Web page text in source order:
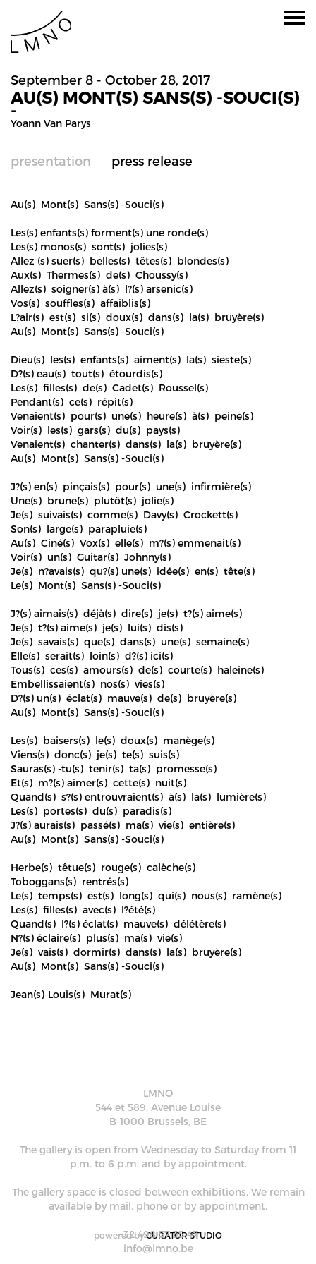
September 8 - October 28, 2017
AU(S) MONT(S) SANS(S) -SOUCI(S)
-
Yoann Van Parys
presentation press release
Au(s) Mont(s) Sans(s) -Souci(s)
Les(s) enfants(s) forment(s) une ronde(s)
Les(s) monos(s) sont(s) jolies(s)
Allez (s) suer(s) belles(s) têtes(s) blondes(s)
Aux(s) Thermes(s) de(s) Choussy(s)
Allez(s) soigner(s) à(s) l?(s) arsenic(s)
Vos(s) souffles(s) affaiblis(s)
L?air(s) est(s) si(s) doux(s) dans(s) la(s) bruyère(s)
Au(s) Mont(s) Sans(s) -Souci(s)
Dieu(s) les(s) enfants(s) aiment(s) la(s) sieste(s)
D?(s) eau(s) tout(s) étourdis(s)
Les(s) filles(s) de(s) Cadet(s) Roussel(s)
Pendant(s) ce(s) répit(s)
Venaient(s) pour(s) une(s) heure(s) à(s) peine(s)
Voir(s) les(s) gars(s) du(s) pays(s)
Venaient(s) chanter(s) dans(s) la(s) bruyère(s)
Au(s) Mont(s) Sans(s) -Souci(s)
J?(s) en(s) pinçais(s) pour(s) une(s) infirmière(s)
Une(s) brune(s) plutôt(s) jolie(s)
Je(s) suivais(s) comme(s) Davy(s) Crockett(s)
Son(s) large(s) parapluie(s)
Au(s) Ciné(s) Vox(s) elle(s) m?(s) emmenait(s)
Voir(s) un(s) Guitar(s) Johnny(s)
Je(s) n?avais(s) qu?(s) une(s) idée(s) en(s) tête(s)
Le(s) Mont(s) Sans(s) -Souci(s)
J?(s) aimais(s) déjà(s) dire(s) je(s) t?(s) aime(s)
Je(s) t?(s) aime(s) je(s) lui(s) dis(s)
Je(s) savais(s) que(s) dans(s) une(s) semaine(s)
Elle(s) serait(s) loin(s) d?(s) ici(s)
Tous(s) ces(s) amours(s) de(s) courte(s) haleine(s)
Embellissaient(s) nos(s) vies(s)
D?(s) un(s) éclat(s) mauve(s) de(s) bruyère(s)
Au(s) Mont(s) Sans(s) -Souci(s)
Les(s) baisers(s) le(s) doux(s) manège(s)
Viens(s) donc(s) je(s) te(s) suis(s)
Sauras(s) -tu(s) tenir(s) ta(s) promesse(s)
Et(s) m?(s) aimer(s) cette(s) nuit(s)
Quand(s) s?(s) entrouvraient(s) à(s) la(s) lumière(s)
Les(s) portes(s) du(s) paradis(s)
J?(s) aurais(s) passé(s) ma(s) vie(s) entière(s)
Au(s) Mont(s) Sans(s) -Souci(s)
Herbe(s) têtue(s) rouge(s) calèche(s)
Toboggans(s) rentrés(s)
Le(s) temps(s) est(s) long(s) qui(s) nous(s) ramène(s)
Les(s) filles(s) avec(s) l?été(s)
Quand(s) l?(s) éclat(s) mauve(s) délétère(s)
N?(s) éclaire(s) plus(s) ma(s) vie(s)
Je(s) vais(s) dormir(s) dans(s) la(s) bruyère(s)
Au(s) Mont(s) Sans(s) -Souci(s)
Jean(s)-Louis(s) Murat(s)
LMNO
544 et 589, Avenue Louise
B-1000 Brussels, BE
powered by CURATOR STUDIO
The gallery is open from Wednesday to Saturday from 11
p.m. to 6 p.m. and by appointment.
The gallery space is closed between exhibitions. We remain
available by mail, phone or by appointment.
+32 498 57 35 47
info@lmno.be